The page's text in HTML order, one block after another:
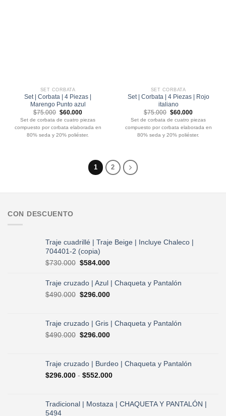
SET CORBATA
Set | Corbata | 4 Piezas |
Marengo Punto azul
$75.000 El
precio
original
era:
$75.000.
$60.000El
precio
actual
es:
$60.000.
Set de corbata de cuatro piezas
compuesto por corbata elaborada en
80% seda y 20% poliéster.
SET CORBATA
Set | Corbata | 4 Piezas | Rojo
italiano
$75.000 El
precio
original
era:
$75.000.
$60.000El
precio
actual
es:
$60.000.
Set de corbata de cuatro piezas
compuesto por corbata elaborada en
80% seda y 20% poliéster.
1 2
CON DESCUENTO
Traje cuadrillé | Traje Beige | Incluye Chaleco |
704401-2 (copia)
$730.000 El
original
era:
$730.000.
$584.000El
actual
es:
Traje cruzado | Azul | Chaqueta y Pantalón
$490.000 El
era:
$490.000.
$296.000El
es:
Traje cruzado | Gris | Chaqueta y Pantalón
$490.000 El
era:
$490.000.
$296.000El
es:
$296.000.
Traje cruzado | Burdeo | Chaqueta y Pantalón
$296.000 - $552.000Rango
desde
Tradicional | Mostaza | CHAQUETA Y PANTALÓN |
5494